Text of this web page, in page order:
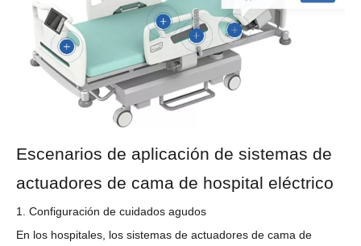
Escenarios de aplicación de sistemas de
actuadores de cama de hospital eléctrico
1. Configuración de cuidados agudos
En los hospitales, los sistemas de actuadores de cama de